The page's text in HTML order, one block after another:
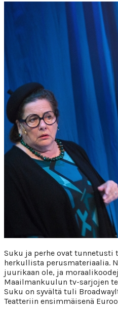
Suku ja perhe ovat tunnetusti
herkullista perusmateriaalia.
juurikaan ole, ja
Maailmankuulun tv-sarjojen
Suku on syvältä tuli
Teatteriin ensimmäisenä